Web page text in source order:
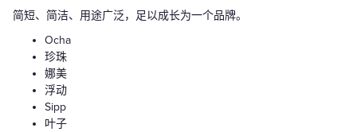
简短、简洁、用途广泛，足以成长为一个品牌。
Ocha
珍珠
娜美
浮动
Sipp
叶子